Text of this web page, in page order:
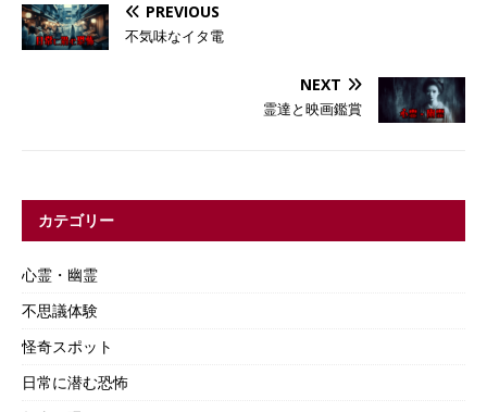
PREVIOUS
不気味なイタ電
NEXT
霊達と映画鑑賞
カテゴリー
心霊・幽霊
不思議体験
怪奇スポット
日常に潜む恐怖